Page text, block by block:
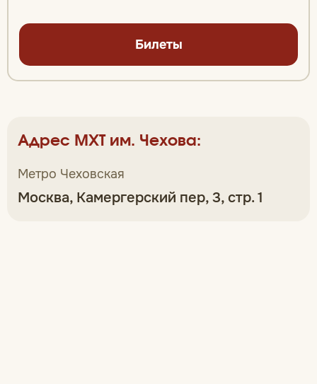
Билеты
Адрес МХТ им. Чехова:
Метро Чеховская
Москва, Камергерский пер, 3, стр. 1